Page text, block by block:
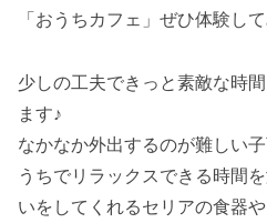
「おうちカフェ」ぜひ体験し
少しの工夫できっと素敵な時
ます♪
なかなか外出するのが難しい
うちでリラックスできる時間
いをしてくれるセリアの食器